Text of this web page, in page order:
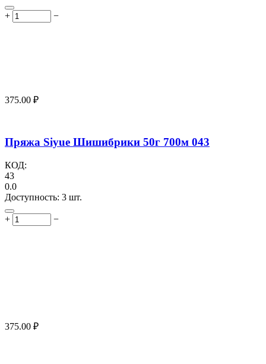
+ −
375.00 ₽
Пряжа Siyue Шишибрики 50г 700м 043
КОД:
43
0.0
Доступность: 3 шт.
+ −
375.00 ₽